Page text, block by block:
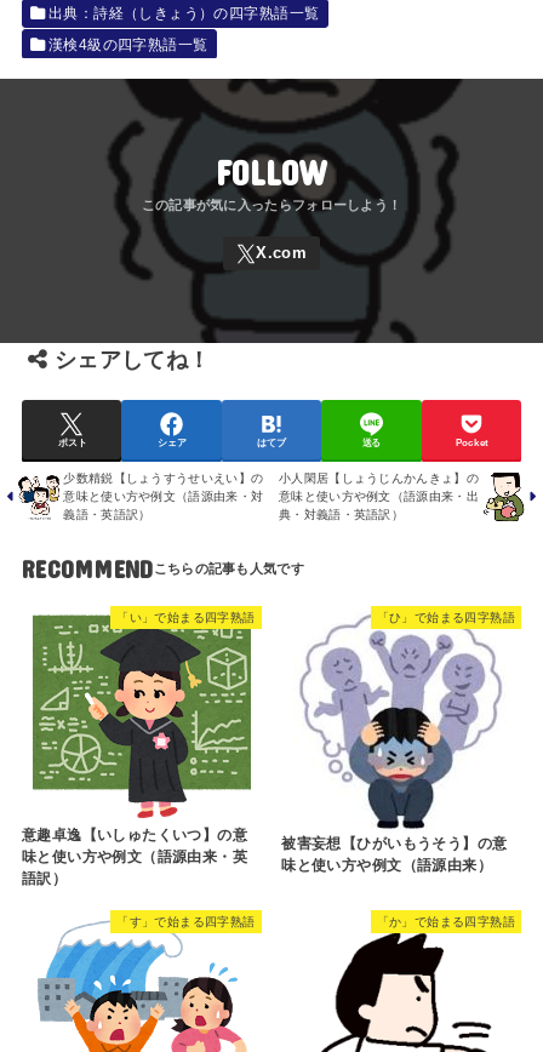
出典：詩経（しきょう）の四字熟語一覧
漢検4級の四字熟語一覧
FOLLOW
シェアしてね！
ポスト シェア はてブ 送る Pocket
少数精鋭【しょうすうせいえい】の
意味と使い方や例文（語源由来・対
義語・英語訳）
小人閑居【しょうじんかんきょ】の
意味と使い方や例文（語源由来・出
典・対義語・英語訳）
RECOMMEND
「い」で始まる四字熟語
意趣卓逸【いしゅたくいつ】の意
味と使い方や例文（語源由来・英
語訳）
「ひ」で始まる四字熟語
被害妄想【ひがいもうそう】の意
味と使い方や例文（語源由来）
「す」で始まる四字熟語 「か」で始まる四字熟語